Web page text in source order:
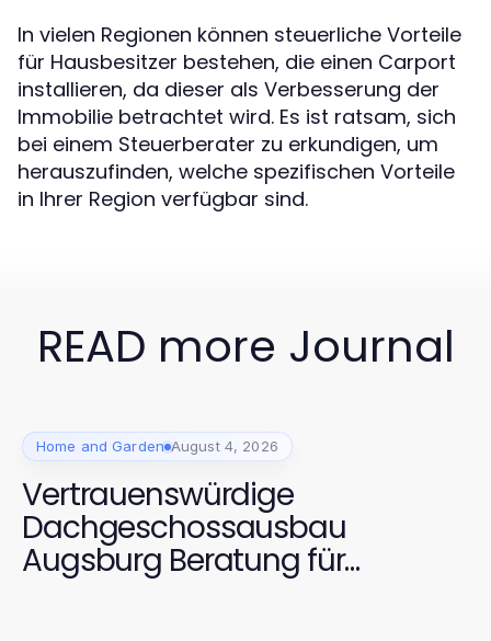
In vielen Regionen können steuerliche Vorteile
für Hausbesitzer bestehen, die einen Carport
installieren, da dieser als Verbesserung der
Immobilie betrachtet wird. Es ist ratsam, sich
bei einem Steuerberater zu erkundigen, um
herauszufinden, welche spezifischen Vorteile
in Ihrer Region verfügbar sind.
READ more Journal
Home and Garden August 4, 2026
Vertrauenswürdige
Dachgeschossausbau
Augsburg Beratung für
Hausbesitzer in 2026